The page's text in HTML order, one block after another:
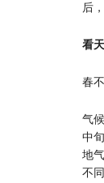
后
看
春
气
中
地
不